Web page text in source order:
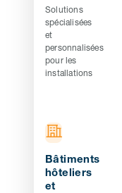
Solutions
spécialisées
et
personnalisées
pour les
installations
Bâtiments
hôteliers
et